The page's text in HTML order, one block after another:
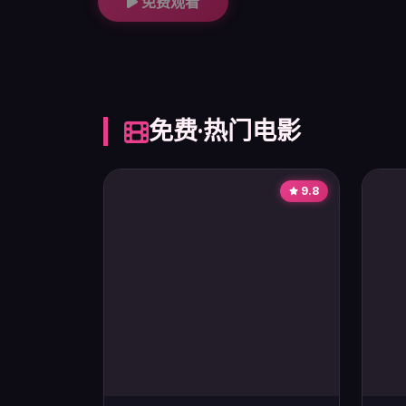
免费·热门电影
9.8